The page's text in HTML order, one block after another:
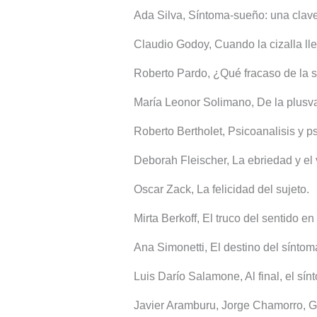
Ada Silva, Síntoma-sueño: una
Claudio Godoy, Cuando la cizalla
Roberto Pardo, ¿Qué fracaso de la
María Leonor Solimano, De la
Roberto Bertholet, Psicoanalisis y
Deborah Fleischer, La ebriedad y
Oscar Zack, La felicidad del sujeto.
Mirta Berkoff, El truco del sentido
Ana Simonetti, El destino del
Luis Darío Salamone, Al final, el
Javier Aramburu, Jorge Chamorro,